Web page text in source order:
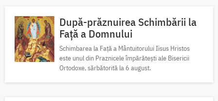
După-prăznuirea Schimbării la
Față a Domnului
Schimbarea la Față a Mântuitorului Iisus Hristos
este unul din Praznicele împărătești ale Bisericii
Ortodoxe, sărbătorită la 6 august.